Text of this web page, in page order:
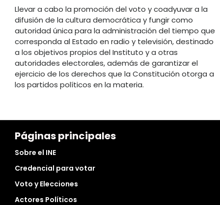
Llevar a cabo la promoción del voto y coadyuvar a la
difusión de la cultura democrática y fungir como
autoridad única para la administración del tiempo que
corresponda al Estado en radio y televisión, destinado
a los objetivos propios del Instituto y a otras
autoridades electorales, además de garantizar el
ejercicio de los derechos que la Constitución otorga a
los partidos políticos en la materia.
Páginas principales
Sobre el INE
Credencial para votar
Voto y Elecciones
Actores Políticos